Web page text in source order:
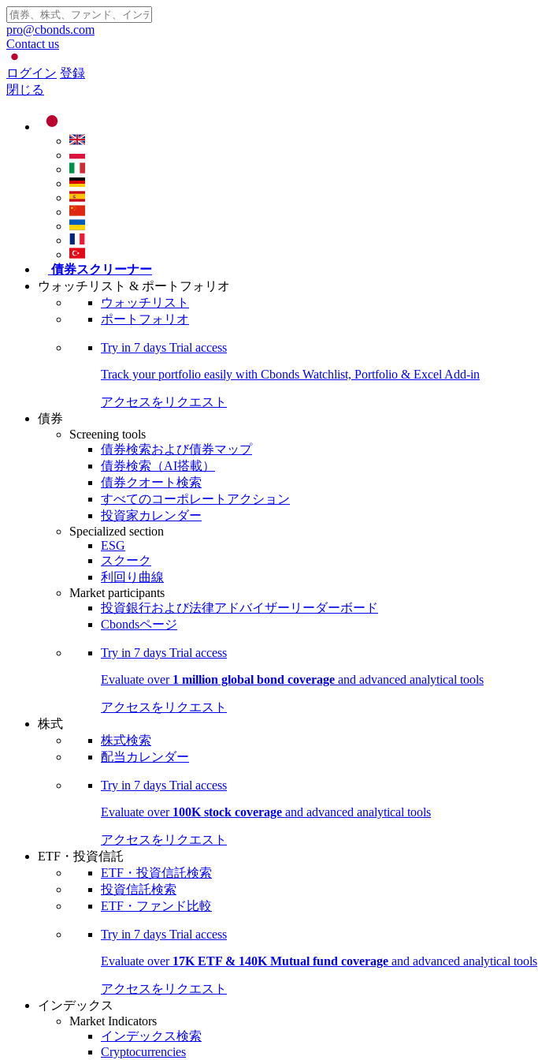
pro@cbonds.com
Contact us
ログイン 登録
閉じる
債券スクリーナー
ウォッチリスト & ポートフォリオ
ウォッチリスト
ポートフォリオ
Try in 7 days Trial access
Track your portfolio easily with Cbonds Watchlist, Portfolio & Excel Add-in
アクセスをリクエスト
債券
Screening tools
債券検索および債券マップ
債券検索（AI搭載）
債券クオート検索
すべてのコーポレートアクション
投資家カレンダー
Specialized section
ESG
スクーク
利回り曲線
Market participants
投資銀行および法律アドバイザーリーダーボード
Cbondsページ
Try in 7 days Trial access
Evaluate over 1 million global bond coverage and advanced analytical tools
アクセスをリクエスト
株式
株式検索
配当カレンダー
Try in 7 days Trial access
Evaluate over 100K stock coverage and advanced analytical tools
アクセスをリクエスト
ETF・投資信託
ETF・投資信託検索
投資信託検索
ETF・ファンド比較
Try in 7 days Trial access
Evaluate over 17K ETF & 140K Mutual fund coverage and advanced analytical tools
アクセスをリクエスト
インデックス
Market Indicators
インデックス検索
Cryptocurrencies